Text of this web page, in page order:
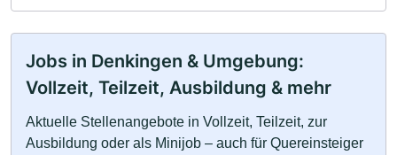
Jobs in Denkingen & Umgebung:
Vollzeit, Teilzeit, Ausbildung & mehr
Aktuelle Stellenangebote in Vollzeit, Teilzeit, zur
Ausbildung oder als Minijob – auch für Quereinsteiger